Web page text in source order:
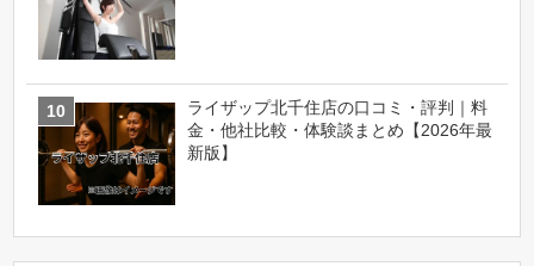
ライザップ北千住店の口コミ・評判｜料
金・他社比較・体験談まとめ【2026年最
新版】